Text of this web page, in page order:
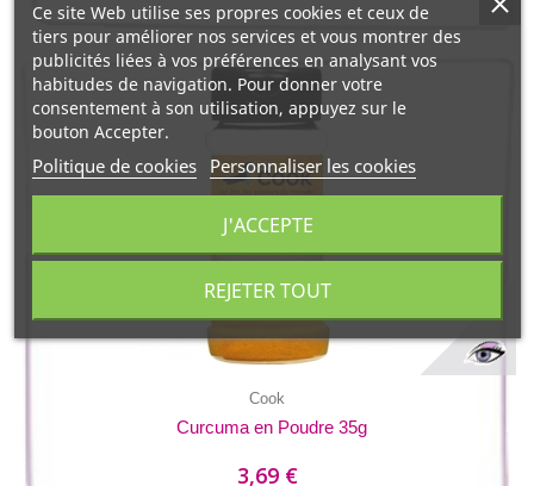
Cook
Curcuma en Poudre 35g
3,69 €
Ce site Web utilise ses propres cookies et ceux de
tiers pour améliorer nos services et vous montrer des
publicités liées à vos préférences en analysant vos
habitudes de navigation. Pour donner votre
consentement à son utilisation, appuyez sur le
bouton Accepter.
Politique de cookies Personnaliser les cookies
REJETER TOUT
J'ACCEPTE